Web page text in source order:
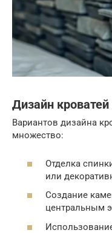
Дизайн
Вариантов дизайна
множество:
Отделка
или
Создание
центральным